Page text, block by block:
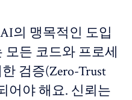
의 맹목적인 도입
모든 코드와 프로세
검증(Zero-Trust
어야 해요. 신뢰는